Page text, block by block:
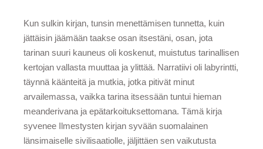
Kun sulkin kirjan, tunsin menettämisen tunnetta, kuin
jättäisin jäämään taakse osan itsestäni, osan, jota
tarinan suuri kauneus oli koskenut, muistutus tarinallisen
kertojan vallasta muuttaa ja ylittää. Narratiivi oli labyrintti,
täynnä käänteitä ja mutkia, jotka pitivät minut
arvailemassa, vaikka tarina itsessään tuntui hieman
meanderivana ja epätarkoituksettomana. Tämä kirja
syvenee Ilmestysten kirjan syvään suomalainen
länsimaiselle sivilisaatiolle, jäljittäen sen vaikutusta